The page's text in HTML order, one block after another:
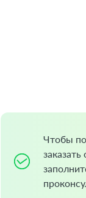
Чтобы